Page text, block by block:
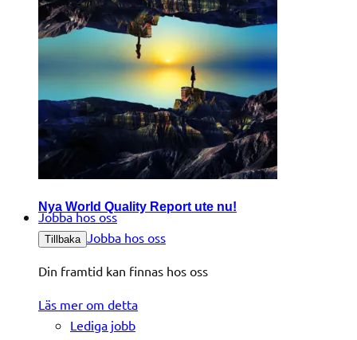
Nya World Quality Report ute nu!
Jobba hos oss
Tillbaka Jobba hos oss
Din framtid kan finnas hos oss
Läs mer om detta
Lediga jobb